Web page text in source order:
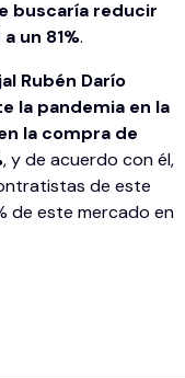
buscaría reducir
un 81%.
Rubén Darío
la pandemia en la
la compra de
, y de acuerdo con él,
de este
de este mercado en